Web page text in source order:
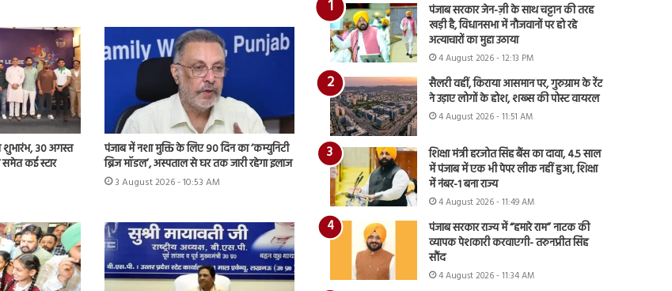
30 अगस्त
कई स्टार
पंजाब में नशा मुक्ति के लिए 90 दिन का ‘कम्युनिटी
ब्रिज मॉडल’, अस्पताल से घर तक जारी रहेगा इलाज
3 August 2026 - 10:53 AM
पंजाब सरकार जेन-ज़ी के साथ चट्टान की तरह
खड़ी है, विधानसभा में नौजवानों पर हो रहे
अत्याचारों का मुद्दा उठाया
4 August 2026 - 12:13 PM
सैलरी वहीं, किराया आसमान पर, गुरुग्राम के रेंट
ने उड़ाए लोगों के होश, शख्स की पोस्ट वायरल
4 August 2026 - 11:51 AM
शिक्षा मंत्री हरजोत सिंह बैंस का दावा, 4.5 साल
में पंजाब में एक भी पेपर लीक नहीं हुआ, शिक्षा
में नंबर-1 बना राज्य
4 August 2026 - 11:49 AM
पंजाब सरकार राज्य में “हमारे राम” नाटक की
व्यापक पेशकारी करवाएगी- तरुनप्रीत सिंह
सौंद
4 August 2026 - 11:34 AM